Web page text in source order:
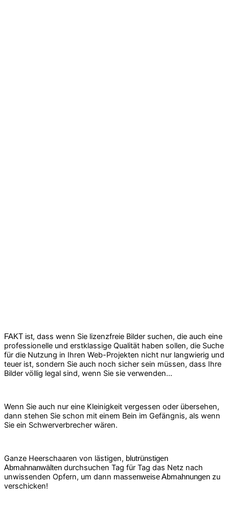
FAKT ist, dass wenn Sie lizenzfreie Bilder suchen, die auch eine
professionelle und erstklassige Qualität haben sollen, die Suche
für die Nutzung in Ihren Web-Projekten nicht nur langwierig und
teuer ist, sondern Sie auch noch sicher sein müssen, dass Ihre
Bilder völlig legal sind, wenn Sie sie verwenden...
Wenn Sie auch nur eine Kleinigkeit vergessen oder übersehen,
dann stehen Sie schon mit einem Bein im Gefängnis, als wenn
Sie ein Schwerverbrecher wären.
Ganze Heerschaaren von lästigen, blutrünstigen
Abmahnanwälten durchsuchen Tag für Tag das Netz nach
unwissenden Opfern, um dann massenweise Abmahnungen zu
verschicken!